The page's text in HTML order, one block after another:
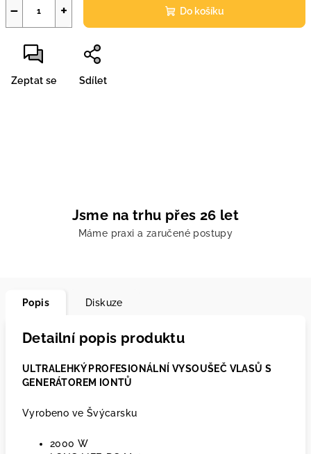
+
− Do košíku
Zeptat se Sdílet
Jsme na trhu přes 26 let
Máme praxi a zaručené postupy
Popis Diskuze
Detailní popis produktu
ULTRALEHKÝ PROFESIONÁLNÍ VYSOUŠEČ VLASŮ S
GENERÁTOREM IONTŮ
Vyrobeno ve Švýcarsku
2000 W